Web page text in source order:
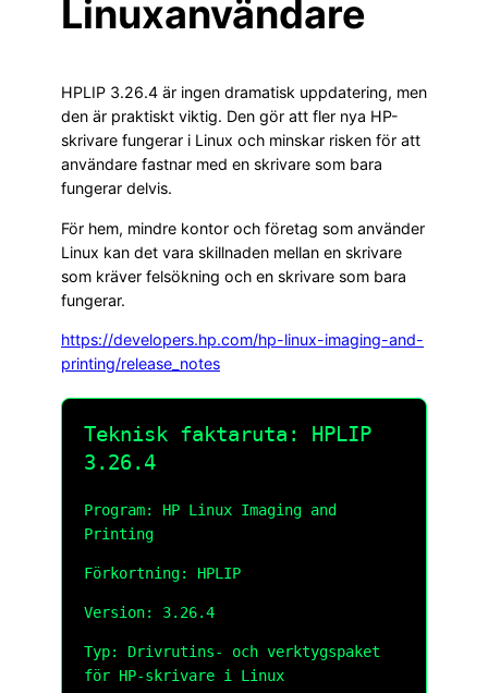
Linuxanvändare
HPLIP 3.26.4 är ingen dramatisk uppdatering, men
den är praktiskt viktig. Den gör att fler nya HP-
skrivare fungerar i Linux och minskar risken för att
användare fastnar med en skrivare som bara
fungerar delvis.
För hem, mindre kontor och företag som använder
Linux kan det vara skillnaden mellan en skrivare
som kräver felsökning och en skrivare som bara
fungerar.
https://developers.hp.com/hp-linux-imaging-and-
printing/release_notes
Teknisk faktaruta: HPLIP
3.26.4
Program: HP Linux Imaging and
Printing
Förkortning: HPLIP
Version: 3.26.4
Typ: Drivrutins- och verktygspaket
för HP-skrivare i Linux